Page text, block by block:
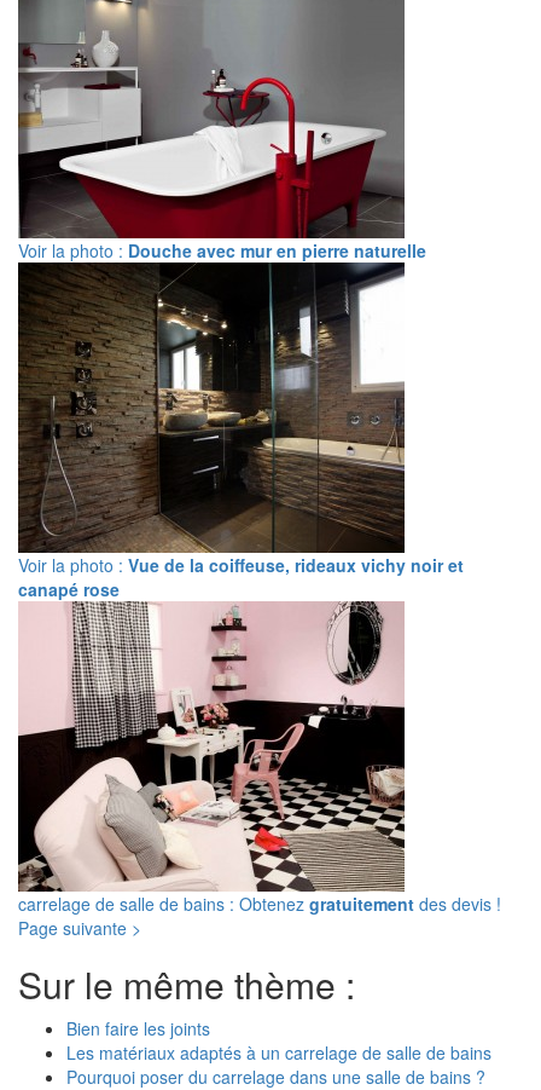
Voir la photo : Douche avec mur en pierre naturelle
Voir la photo : Vue de la coiffeuse, rideaux vichy noir et
canapé rose
carrelage de salle de bains : Obtenez gratuitement des devis !
Page suivante >
Sur le même thème :
Bien faire les joints
Les matériaux adaptés à un carrelage de salle de bains
Pourquoi poser du carrelage dans une salle de bains ?